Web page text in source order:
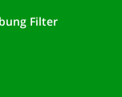
Water Dapat
Water Dapat
Filter